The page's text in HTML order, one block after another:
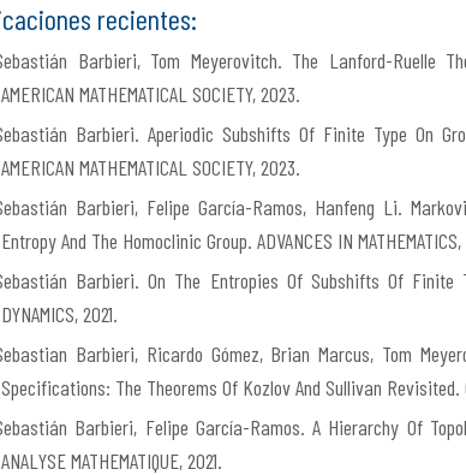
recientes:
Barbieri, Tom Meyerovitch. The Lanford-Ruelle
AMERICAN MATHEMATICAL SOCIETY, 2023.
Barbieri. Aperiodic Subshifts Of Finite Type On
AMERICAN MATHEMATICAL SOCIETY, 2023.
Barbieri, Felipe García-Ramos, Hanfeng Li.
Entropy And The Homoclinic Group. ADVANCES IN
Barbieri. On The Entropies Of Subshifts Of Finite
DYNAMICS, 2021.
Barbieri, Ricardo Gómez, Brian Marcus, Tom
Specifications: The Theorems Of Kozlov And Sullivan Revisited.
Barbieri, Felipe García-Ramos. A Hierarchy Of
ANALYSE MATHEMATIQUE, 2021.